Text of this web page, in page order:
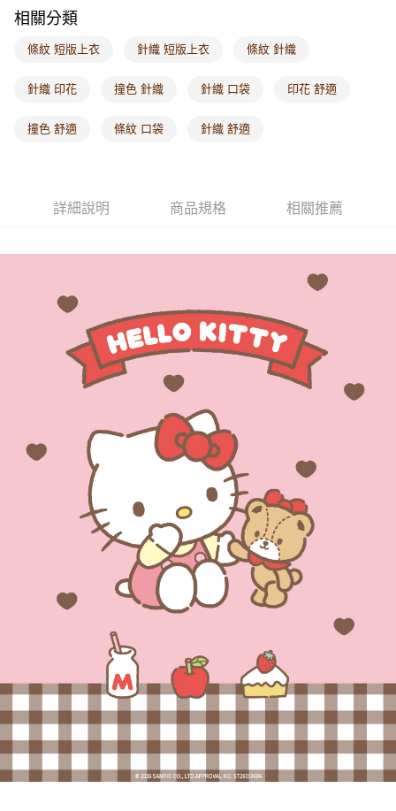
每筆NT$120，滿NT$1,000(含以上)免運費
付款後門市自取
海外配送-港/澳/新/馬/泰國專屬 查看運費
海外配送-其他亞洲地區
相關分類
條紋 短版上衣 針織 短版上衣 條紋 針織
針織 印花 撞色 針織 針織 口袋 印花 舒適
撞色 舒適 條紋 口袋 針織 舒適
詳細說明 商品規格 相關推薦